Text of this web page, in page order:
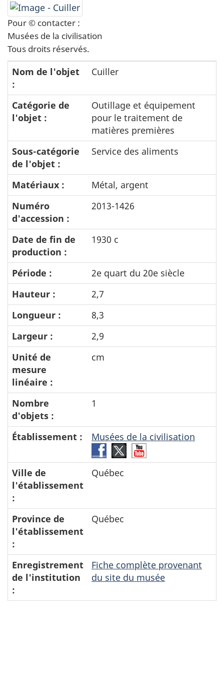
Pour © contacter :
Musées de la civilisation
Tous droits réservés.
Nom de l'objet
:
Cuiller
Catégorie de
l'objet :
Outillage et équipement
pour le traitement de
matières premières
Sous-catégorie
de l'objet :
Service des aliments
Matériaux :
Métal, argent
Numéro
d'accession :
2013-1426
Date de fin de
production :
1930 c
Période :
2e quart du 20e siècle
Hauteur :
2,7
Longueur :
8,3
Largeur :
2,9
Unité de
mesure
linéaire :
cm
Nombre
d'objets :
1
Établissement :
Musées de la civilisation
Facebook-
Musées
de
Twitter-
MuséesMusées
Ville de
l'établissement
:
Québec
Province de
l'établissement
:
Québec
Enregistrement
de l'institution
:
Fiche complète provenant
du site du musée